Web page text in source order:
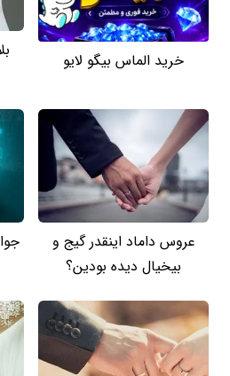
خرید الماس بیگو لایو
عروس داماد اینقدر گیج و
بیخیال دیده بودین؟